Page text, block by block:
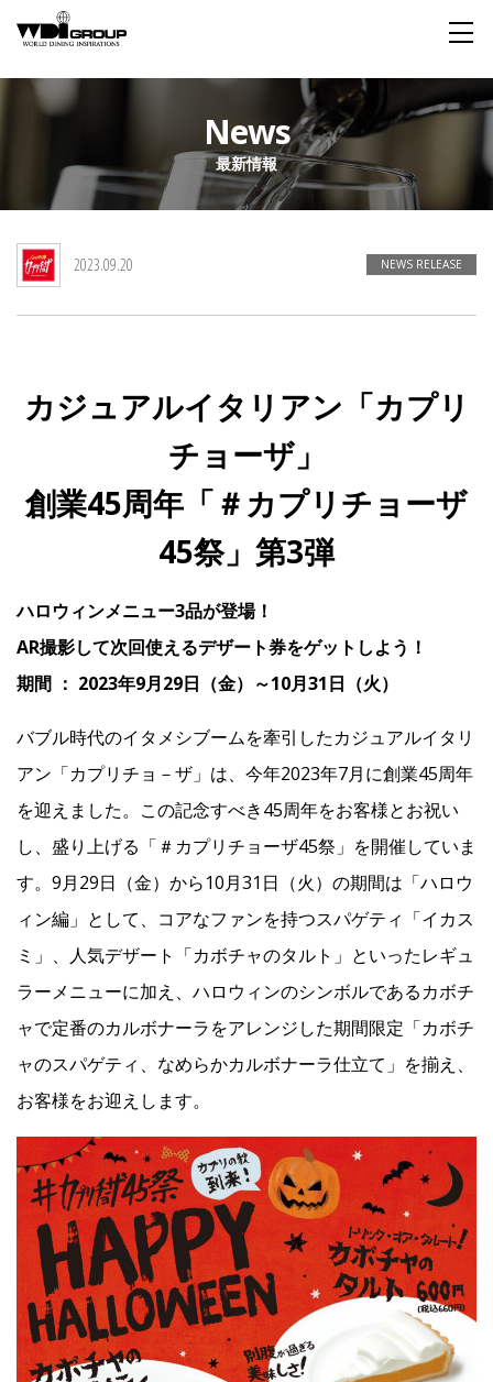
About WDI
WDI STANDARD
私たちが大切にするもの 舞台は世界
Social Responsibility Sustainability
Restaurant
Wedding
IR
財務・業績情報 IRライブラリー 株式情報 電子公告 IRカレンダー
よくあるご質問 IRお問い合わせ 免責事項
Franchise
Recruit
Contact
Facebook
News
最新情報
2023.09.20 NEWS RELEASE
カジュアルイタリアン「カプリ
チョーザ」
創業45周年「＃カプリチョーザ
45祭」第3弾
ハロウィンメニュー3品が登場！
AR撮影して次回使えるデザート券をゲットしよう！
期間 ： 2023年9月29日（金）～10月31日（火）
バブル時代のイタメシブームを牽引したカジュアルイタリ
アン「カプリチョ－ザ」は、今年2023年7月に創業45周年
を迎えました。この記念すべき45周年をお客様とお祝い
し、盛り上げる「＃カプリチョーザ45祭」を開催していま
す。9月29日（金）から10月31日（火）の期間は「ハロウ
ィン編」として、コアなファンを持つスパゲティ「イカス
ミ」、人気デザート「カボチャのタルト」といったレギュ
ラーメニューに加え、ハロウィンのシンボルであるカボチ
ャで定番のカルボナーラをアレンジした期間限定「カボチ
ャのスパゲティ、なめらかカルボナーラ仕立て」を揃え、
お客様をお迎えします。